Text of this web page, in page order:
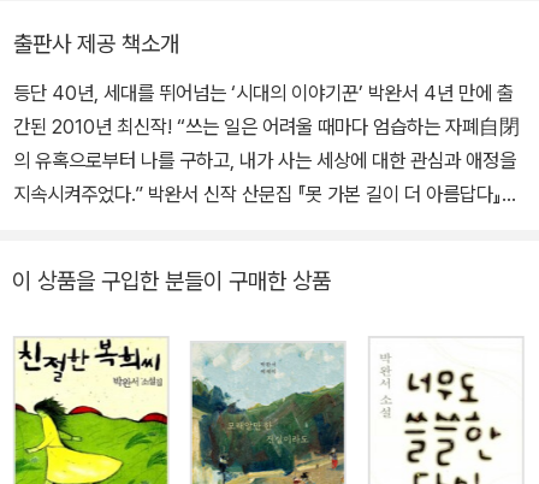
은 이들의 사랑을 받았다. 박완서는 삶의 곡절에서 겪은 아픔과 상처
를 반드시 글로 쓰고야 말겠다는 생각으로 고통의 시기를 살아냈다.
“이것을 기억했다가 언젠가는 글로 쓰리라.” 숙부와 오빠 등 많은 가
족이 희생당했으며 납치와 학살, 폭격 등 죽음이 너무나도 흔한 시절
이었다. 이름 없이 죽어간 가족들을 개별적으로 살아 숨 쉬게 하는 것
가 많았다. 덕분에 그는 자신의 이야기에만 갇혀 있지 않고 당대의 전
반적 문제, 가부장제와 여권운동의 대립, 중산층의 허위의식 등을 수
면 위로 끄집어 올려 직간접적으로 의식을 환기시켰다. 그러면서도
문학에 대한 열정과 세상에 대한 따뜻한 마음을 잃지 않은 보기 드문
문인이었다. “죽을 때까지 현역 작가로 남는다면 행복할 것”이라는
말대로 그는 마지막까지 펜을 놓지 않았다. 2011년 1월 담낭암으로
출판사 제공 책소개
등단 40년, 세대를 뛰어넘는 ‘시대의 이야기꾼’ 박완서 4년 만에 출
간된 2010년 최신작! “쓰는 일은 어려울 때마다 엄습하는 자폐自閉
의 유혹으로부터 나를 구하고, 내가 사는 세상에 대한 관심과 애정을
지속시켜주었다.” 박완서 신작 산문집 『못 가본 길이 더 아름답다』가
생물, 그리고 사람에 대한 따뜻한 사유의 결정(結晶)이라 할 수 있다.
재를 파노라마 같은 온갖 색조로, 그윽하게 뿌리내린 사유의 세계는
그의 작품의 원형이 된 자신의 삶을 여과 없이 보여주는 솔직 담대한
사실주의 그림과 같은 리얼리티를 담고 있어 더더욱 울림이 크다. 이
번 산문집이 노작가만의 연륜과 성찰이 돋보이는 것도 바로 누구도
이 상품을 구입한 분들이 구매한 상품